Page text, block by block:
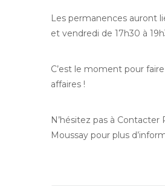
Les permanences auront
et vendredi de 17h30 à
C’est le moment pour
affaires !
N’hésitez pas à Contacter
Moussay pour plus